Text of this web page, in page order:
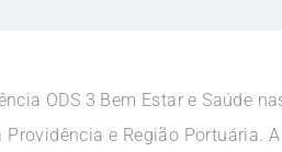
ODS 3 Bem Estar e Saúde
Providência e Região Portuária.